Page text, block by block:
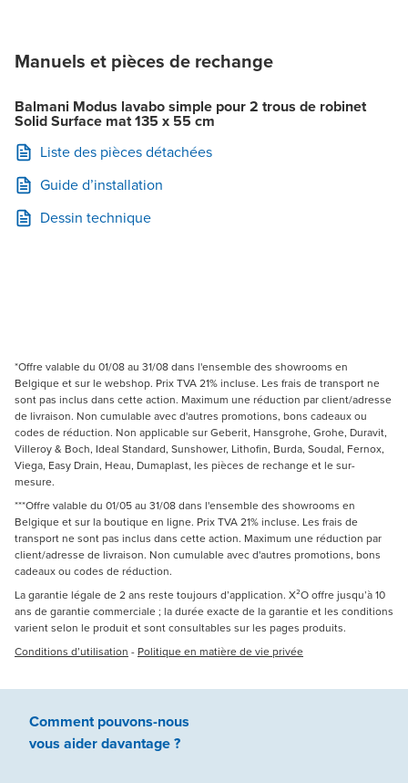
Manuels et pièces de rechange
Balmani Modus lavabo simple pour 2 trous de robinet
Solid Surface mat 135 x 55 cm
Liste des pièces détachées
Guide d’installation
Dessin technique
*Offre valable du 01/08 au 31/08 dans l'ensemble des showrooms en
Belgique et sur le webshop. Prix TVA 21% incluse. Les frais de transport ne
sont pas inclus dans cette action. Maximum une réduction par client/adresse
de livraison. Non cumulable avec d'autres promotions, bons cadeaux ou
codes de réduction. Non applicable sur Geberit, Hansgrohe, Grohe, Duravit,
Villeroy & Boch, Ideal Standard, Sunshower, Lithofin, Burda, Soudal, Fernox,
Viega, Easy Drain, Heau, Dumaplast, les pièces de rechange et le sur-
mesure.
***Offre valable du 01/05 au 31/08 dans l'ensemble des showrooms en
Belgique et sur la boutique en ligne. Prix TVA 21% incluse. Les frais de
transport ne sont pas inclus dans cette action. Maximum une réduction par
client/adresse de livraison. Non cumulable avec d'autres promotions, bons
cadeaux ou codes de réduction.
La garantie légale de 2 ans reste toujours d’application. X²O offre jusqu’à 10
ans de garantie commerciale ; la durée exacte de la garantie et les conditions
varient selon le produit et sont consultables sur les pages produits.
Conditions d’utilisation - Politique en matière de vie privée
Comment pouvons-nous
vous aiderdavantage ?